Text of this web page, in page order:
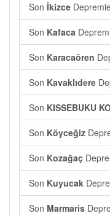
Son İkizce
Son Kafaca
Son Karacaören
Son Kavaklıdere
Son KISSEBUKU
Son Köyceğiz
Son Kozağaç
Son Kuyucak
Son Marmaris